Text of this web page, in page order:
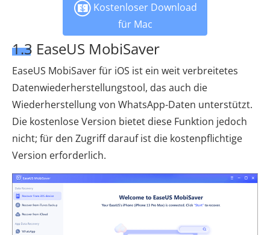
Kostenloser Download
für Mac
1.3 EaseUS MobiSaver
EaseUS MobiSaver für iOS ist ein weit verbreitetes
Datenwiederherstellungstool, das auch die
Wiederherstellung von WhatsApp-Daten unterstützt.
Die kostenlose Version bietet diese Funktion jedoch
nicht; für den Zugriff darauf ist die kostenpflichtige
Version erforderlich.